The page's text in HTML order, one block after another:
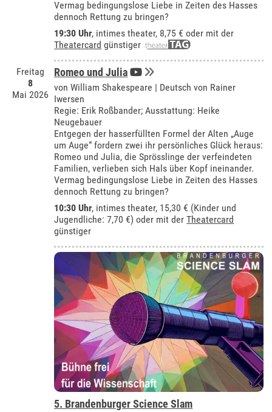
Vermag bedingungslose Liebe in Zeiten des Hasses
dennoch Rettung zu bringen?
19:30 Uhr, intimes theater, 8,75 € oder mit der
Theatercard günstiger
Freitag
8
Mai 2026
Romeo und Julia
von William Shakespeare | Deutsch von Rainer
Iwersen
Regie: Erik Roßbander; Ausstattung: Heike
Neugebauer
Entgegen der hasserfüllten Formel der Alten „Auge
um Auge“ fordern zwei ihr persönliches Glück heraus:
Romeo und Julia, die Sprösslinge der verfeindeten
Familien, verlieben sich Hals über Kopf ineinander.
Vermag bedingungslose Liebe in Zeiten des Hasses
dennoch Rettung zu bringen?
10:30 Uhr, intimes theater, 15,30 € (Kinder und
Jugendliche: 7,70 €) oder mit derTheatercard
günstiger
5. Brandenburger Science Slam